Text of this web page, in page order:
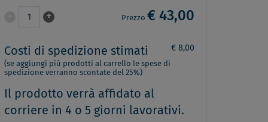
1 + Prezzo € 43,00
Costi di spedizione stimati € 8,00
(se aggiungi più prodotti al carrello le spese di
spedizione verranno scontate del 25%)
Il prodotto verrà affidato al
corriere in 4 o 5 giorni lavorativi.